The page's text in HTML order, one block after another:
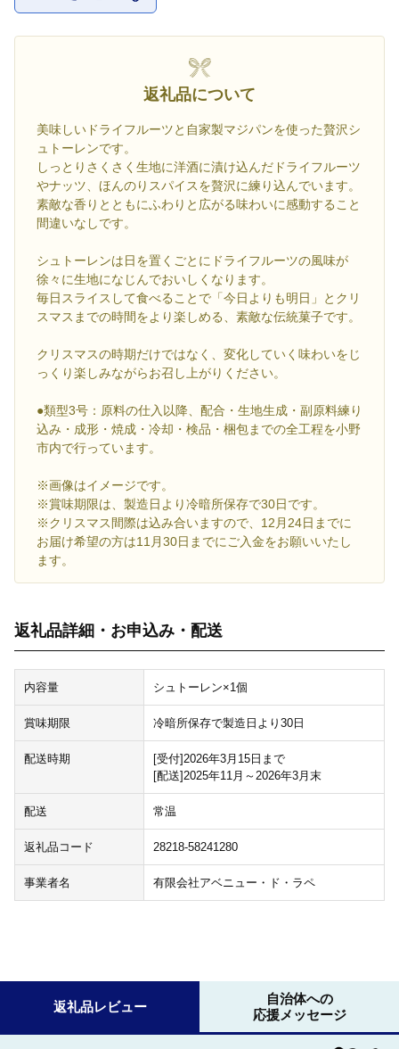
返礼品について
美味しいドライフルーツと自家製マジパンを使った贅沢シ
ュトーレンです。
しっとりさくさく生地に洋酒に漬け込んだドライフルーツ
やナッツ、ほんのりスパイスを贅沢に練り込んでいます。
素敵な香りとともにふわりと広がる味わいに感動すること
間違いなしです。
シュトーレンは日を置くごとにドライフルーツの風味が
徐々に生地になじんでおいしくなります。
毎日スライスして食べることで「今日よりも明日」とクリ
スマスまでの時間をより楽しめる、素敵な伝統菓子です。
クリスマスの時期だけではなく、変化していく味わいをじ
っくり楽しみながらお召し上がりください。
●類型3号：原料の仕入以降、配合・生地生成・副原料練り
込み・成形・焼成・冷却・検品・梱包までの全工程を小野
市内で行っています。
※画像はイメージです。
※賞味期限は、製造日より冷暗所保存で30日です。
※クリスマス間際は込み合いますので、12月24日までに
お届け希望の方は11月30日までにご入金をお願いいたし
ます。
返礼品詳細・お申込み・配送
内容量 シュトーレン×1個
賞味期限 冷暗所保存で製造日より30日
配送時期
[受付]2026年3月15日まで
[配送]2025年11月～2026年3月末
配送 常温
返礼品コード 28218-58241280
事業者名 有限会社アベニュー・ド・ラペ
返礼品レビュー
自治体への
応援メッセージ